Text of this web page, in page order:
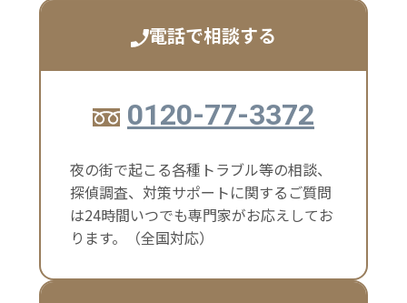
電話で相談する
0120-77-3372
夜の街で起こる各種トラブル等の相談、
探偵調査、対策サポートに関するご質問
は24時間いつでも専門家がお応えしてお
ります。（全国対応）